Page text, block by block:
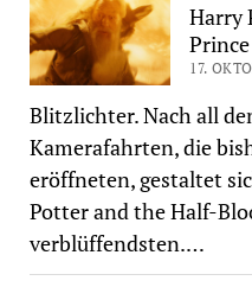
Harry
17.
Blitzlichter. Nach all
Kamerafahrten, die
eröffneten, gestaltet
Potter and the Half-
verblüffendsten.…